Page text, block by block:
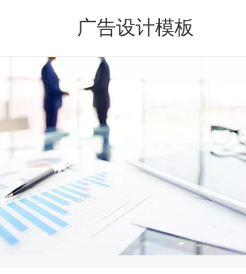
广告设计模板